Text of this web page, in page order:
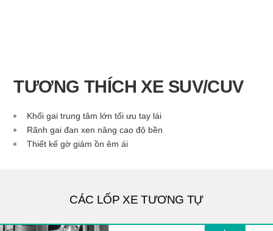
TƯƠNG THÍCH XE SUV/CUV
Khối gai trung tâm lớn tối ưu tay lái
Rãnh gai đan xen nâng cao độ bền
Thiết kế gờ giảm ồn êm ái
CÁC LỐP XE TƯƠNG TỰ